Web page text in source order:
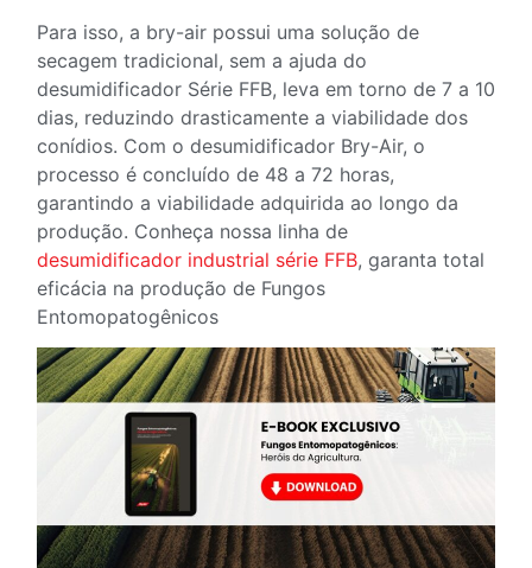
Para isso, a bry-air possui uma solução de
secagem tradicional, sem a ajuda do
desumidificador Série FFB, leva em torno de 7 a 10
dias, reduzindo drasticamente a viabilidade dos
conídios. Com o desumidificador Bry-Air, o
processo é concluído de 48 a 72 horas,
garantindo a viabilidade adquirida ao longo da
produção. Conheça nossa linha de
desumidificador industrial série FFB, garanta total
eficácia na produção de Fungos
Entomopatogênicos